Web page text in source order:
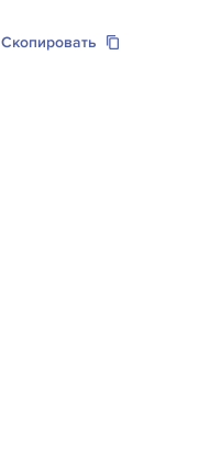
Скопировать